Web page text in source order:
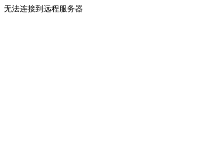
无法连接到远程服务器